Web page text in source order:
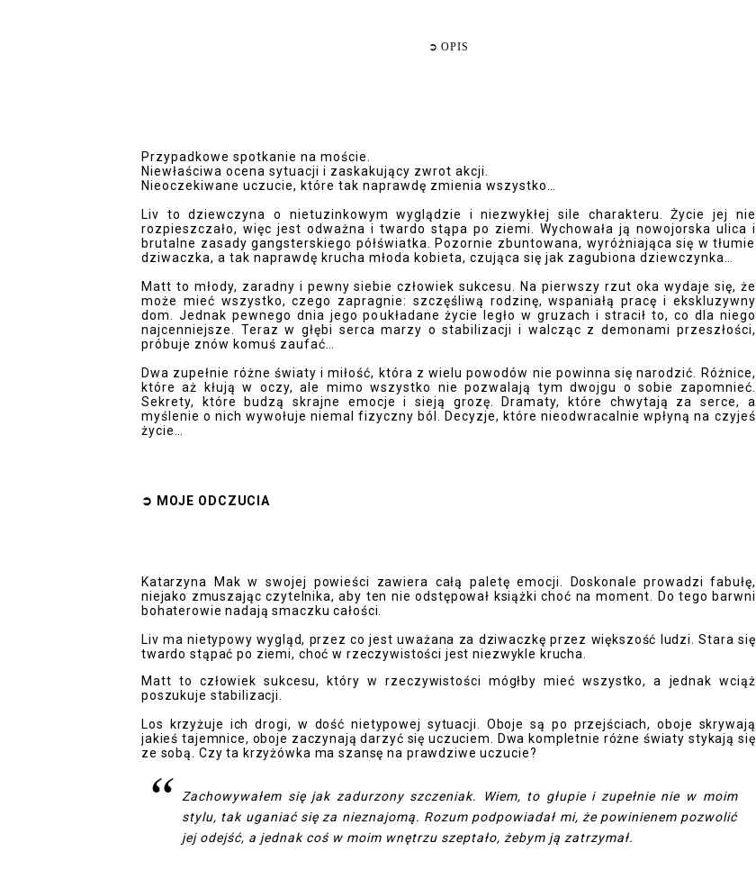
➲ OPIS
Przypadkowe spotkanie na moście.
Niewłaściwa ocena sytuacji i zaskakujący zwrot akcji.
Nieoczekiwane uczucie, które tak naprawdę zmienia wszystko…
Liv to dziewczyna o nietuzinkowym wyglądzie i niezwykłej sile charakteru. Życie jej nie
rozpieszczało, więc jest odważna i twardo stąpa po ziemi. Wychowała ją nowojorska ulica i
brutalne zasady gangsterskiego półświatka. Pozornie zbuntowana, wyróżniająca się w tłumie
dziwaczka, a tak naprawdę krucha młoda kobieta, czująca się jak zagubiona dziewczynka…
Matt to młody, zaradny i pewny siebie człowiek sukcesu. Na pierwszy rzut oka wydaje się, że
może mieć wszystko, czego zapragnie: szczęśliwą rodzinę, wspaniałą pracę i ekskluzywny
dom. Jednak pewnego dnia jego poukładane życie legło w gruzach i stracił to, co dla niego
najcenniejsze. Teraz w głębi serca marzy o stabilizacji i walcząc z demonami przeszłości,
próbuje znów komuś zaufać…
Dwa zupełnie różne światy i miłość, która z wielu powodów nie powinna się narodzić. Różnice,
które aż kłują w oczy, ale mimo wszystko nie pozwalają tym dwojgu o sobie zapomnieć.
Sekrety, które budzą skrajne emocje i sieją grozę. Dramaty, które chwytają za serce, a
myślenie o nich wywołuje niemal fizyczny ból. Decyzje, które nieodwracalnie wpłyną na czyjeś
życie…
➲ MOJE ODCZUCIA
Katarzyna Mak w swojej powieści zawiera całą paletę emocji. Doskonale prowadzi fabułę,
niejako zmuszając czytelnika, aby ten nie odstępował książki choć na moment. Do tego barwni
bohaterowie nadają smaczku całości.
Liv ma nietypowy wygląd, przez co jest uważana za dziwaczkę przez większość ludzi. Stara się
twardo stąpać po ziemi, choć w rzeczywistości jest niezwykle krucha.
Matt to człowiek sukcesu, który w rzeczywistości mógłby mieć wszystko, a jednak wciąż
poszukuje stabilizacji.
Los krzyżuje ich drogi, w dość nietypowej sytuacji. Oboje są po przejściach, oboje skrywają
jakieś tajemnice, oboje zaczynają darzyć się uczuciem. Dwa kompletnie różne światy stykają się
ze sobą. Czy ta krzyżówka ma szansę na prawdziwe uczucie?
Zachowywałem się jak zadurzony szczeniak. Wiem, to głupie i zupełnie nie w moim
stylu, tak uganiać się za nieznajomą. Rozum podpowiadał mi, że powinienem pozwolić
jej odejść, a jednak coś w moim wnętrzu szeptało, żebym ją zatrzymał.